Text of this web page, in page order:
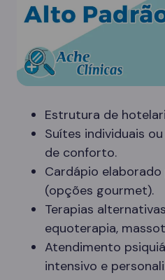
Estrutura de
Suítes individuais
de conforto.
Cardápio
(opções gourmet).
Terapias
equoterapia,
Atendimento
intensivo e